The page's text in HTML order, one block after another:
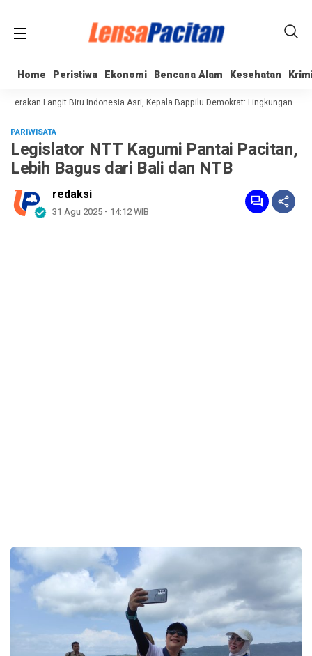
Home Peristiwa Ekonomi Bencana Alam Kesehatan
Home Peristiwa Ekonomi Bencana Alam Kesehatan
Langit Biru Indonesia Asri, Kepala Bappilu Demokrat: Lingkungan
PARIWISATA
Legislator NTT Kagumi Pantai Pacitan,
Lebih Bagus dari Bali dan NTB
redaksi
31 Agu 2025 - 14:12 WIB